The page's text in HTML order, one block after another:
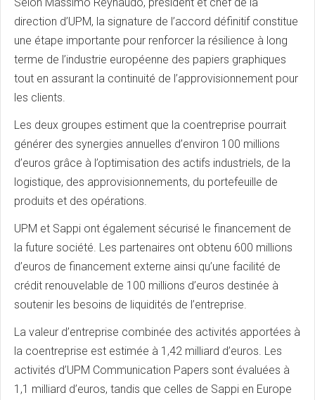
direction d’UPM, la signature de l’accord définitif constitue
une étape importante pour renforcer la résilience à long
terme de l’industrie européenne des papiers graphiques
tout en assurant la continuité de l’approvisionnement pour
les clients.
Les deux groupes estiment que la coentreprise pourrait
générer des synergies annuelles d’environ 100 millions
d’euros grâce à l’optimisation des actifs industriels, de la
logistique, des approvisionnements, du portefeuille de
produits et des opérations.
UPM et Sappi ont également sécurisé le financement de
la future société. Les partenaires ont obtenu 600 millions
d’euros de financement externe ainsi qu’une facilité de
crédit renouvelable de 100 millions d’euros destinée à
soutenir les besoins de liquidités de l’entreprise.
La valeur d’entreprise combinée des activités apportées à
la coentreprise est estimée à 1,42 milliard d’euros. Les
activités d’UPM Communication Papers sont évaluées à
1,1 milliard d’euros, tandis que celles de Sappi en Europe